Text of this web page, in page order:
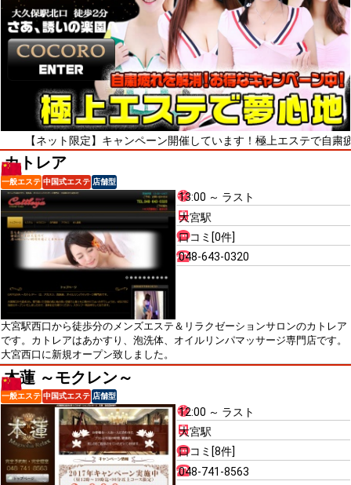
ット限定】キャンペーン開催しています！極上エステで自粛疲れを
カトレア
一般エステ 中国式エステ 店舗型
13:00 ～ ラスト
大宮駅
口コミ[0件]
048-643-0320
大宮駅西口から徒歩分のメンズエステ＆リラクゼーションサロンのカトレア
です。カトレアはあかすり、泡洗体、オイルリンパマッサージ専門店です。
大宮西口に新規オープン致しました。
木蓮 ～モクレン～
一般エステ 中国式エステ 店舗型
12:00 ～ ラスト
大宮駅
口コミ[8件]
048-741-8563